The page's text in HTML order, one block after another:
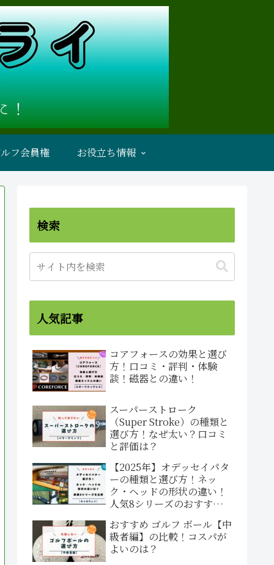
フ会員権 お役立ち情報
検索
人気記事
コアフォースの効果と選び
方！口コミ・評判・体験
談！磁器との違い！
スーパーストローク
（Super Stroke）の種類と
選び方！なぜ太い？口コミ
と評価は？
【2025年】オデッセイパタ
ーの種類と選び方！ネッ
ク・ヘッドの形状の違い！
人気8シリーズのおすすめ
おすすめ ゴルフ ボール【中
級者編】の比較！コスパが
よいのは？